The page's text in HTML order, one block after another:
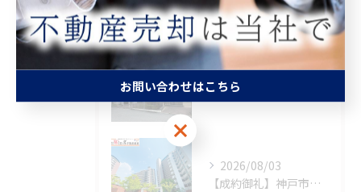
最近の投稿 Recent Posts
2026/08/03
【成約御礼】神戸市西区
お問い合わせはこちら
お問い合わせはこちら